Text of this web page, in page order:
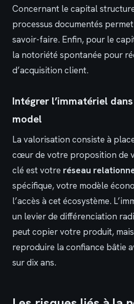
Concernant le capital
processus documentés
savoir-faire. Enfin, pour le
la notoriété spontanée pour
d’acquisition client.
Intégrer l’immatériel
model
La valorisation consiste à
cœur de votre proposition de
clé est votre réseau
spécifique, votre modèle
l’accès à cet écosystème.
un levier de différenciation
peut copier votre produit,
reproduire la confiance bâtie
sur dix ans.